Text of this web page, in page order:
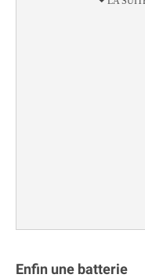
Enfin une batterie